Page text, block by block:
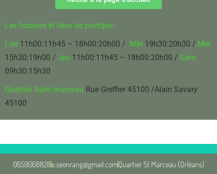
Les horaires et lieux de pratique :
Lun 11h00:11h45 – 18h00:20h00 / Mar 19h30:20h30 / Mer
15h30:19h00 / Jeu 11h00:11h45 – 18h00:20h00 / Sam
09h30:15h30
Quartier Saint marceau Rue Greffier 45100 /Alain Savary
45100
0659068828e.seonrang@gmail.comQuartier St Marceau (Orléans)